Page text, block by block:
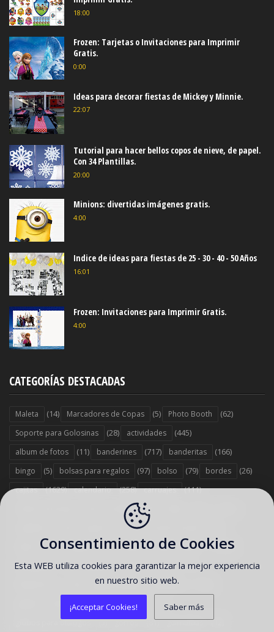
18:00
Frozen: Tarjetas o Invitaciones para Imprimir
Gratis.
0:00
Ideas para decorar fiestas de Mickey y Minnie.
22:07
Tutorial para hacer bellos copos de nieve, de papel.
Con 34 Plantillas.
20:00
Minions: divertidas imágenes gratis.
4:00
Indice de ideas para fiestas de 25 - 30 - 40 - 50 Años
16:01
Frozen: Invitaciones para Imprimir Gratis.
4:00
CATEGORÍAS DESTACADAS
Maleta (14) Marcadores de Copas (5) Photo Booth (62)
Soporte para Golosinas (28) actividades (445)
album de fotos (11) banderines (717) banderitas (166)
bingo (5) bolsas para regalos (97) bolso (79) bordes (26)
cajitas (1629) calendario (258) carruajes (111)
comida salada
(6) decoración de uñas
(34) diploma (2) disfraz (238) dulcero (1454)
empaques (10) etiquetas (2975) fondos (771)
galería postres y reposteria
galletas (17) globos (24)
globos para diálogos (5) gorros (81) guirnaldas (12)
Consentimiento de Cookies
Esta WEB utiliza cookies para garantizar la mejor experiencia
en nuestro sitio web.
¡Acceptar Cookies! Saber más